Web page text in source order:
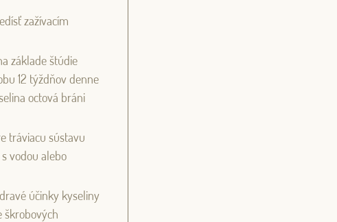
zažívacím
základe štúdie
12 týždňov denne
octová bráni
tráviacu sústavu
vodou alebo
účinky kyseliny
škrobových